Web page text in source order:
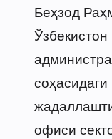
Беҳзод
офиси